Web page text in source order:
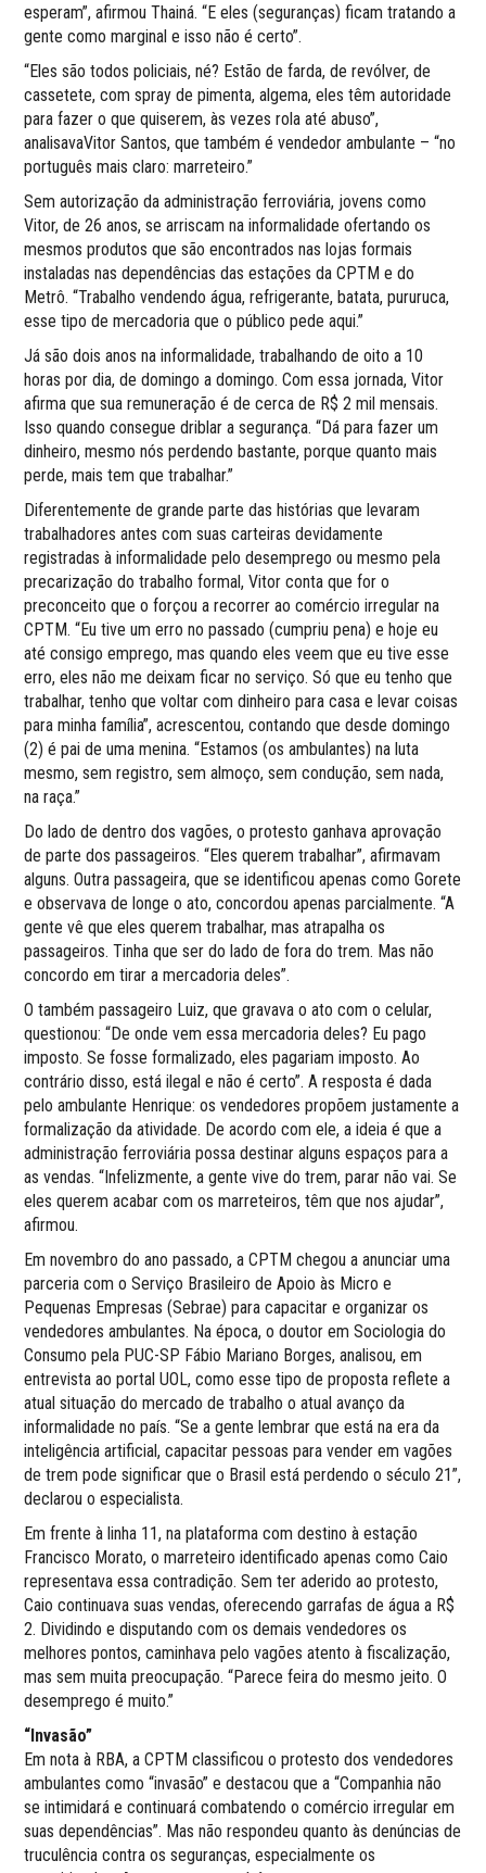
esperam”, afirmou Thainá. “E eles (seguranças) ficam tratando a
gente como marginal e isso não é certo”.
“Eles são todos policiais, né? Estão de farda, de revólver, de
cassetete, com spray de pimenta, algema, eles têm autoridade
para fazer o que quiserem, às vezes rola até abuso”,
analisavaVitor Santos, que também é vendedor ambulante – “no
português mais claro: marreteiro.”
Sem autorização da administração ferroviária, jovens como
Vitor, de 26 anos, se arriscam na informalidade ofertando os
mesmos produtos que são encontrados nas lojas formais
instaladas nas dependências das estações da CPTM e do
Metrô. “Trabalho vendendo água, refrigerante, batata, pururuca,
esse tipo de mercadoria que o público pede aqui.”
Já são dois anos na informalidade, trabalhando de oito a 10
horas por dia, de domingo a domingo. Com essa jornada, Vitor
afirma que sua remuneração é de cerca de R$ 2 mil mensais.
Isso quando consegue driblar a segurança. “Dá para fazer um
dinheiro, mesmo nós perdendo bastante, porque quanto mais
perde, mais tem que trabalhar.”
Diferentemente de grande parte das histórias que levaram
trabalhadores antes com suas carteiras devidamente
registradas à informalidade pelo desemprego ou mesmo pela
precarização do trabalho formal, Vitor conta que for o
preconceito que o forçou a recorrer ao comércio irregular na
CPTM. “Eu tive um erro no passado (cumpriu pena) e hoje eu
até consigo emprego, mas quando eles veem que eu tive esse
erro, eles não me deixam ficar no serviço. Só que eu tenho que
trabalhar, tenho que voltar com dinheiro para casa e levar coisas
para minha família”, acrescentou, contando que desde domingo
(2) é pai de uma menina. “Estamos (os ambulantes) na luta
mesmo, sem registro, sem almoço, sem condução, sem nada,
na raça.”
Do lado de dentro dos vagões, o protesto ganhava aprovação
de parte dos passageiros. “Eles querem trabalhar”, afirmavam
alguns. Outra passageira, que se identificou apenas como Gorete
e observava de longe o ato, concordou apenas parcialmente. “A
gente vê que eles querem trabalhar, mas atrapalha os
passageiros. Tinha que ser do lado de fora do trem. Mas não
concordo em tirar a mercadoria deles”.
O também passageiro Luiz, que gravava o ato com o celular,
questionou: “De onde vem essa mercadoria deles? Eu pago
imposto. Se fosse formalizado, eles pagariam imposto. Ao
contrário disso, está ilegal e não é certo”. A resposta é dada
pelo ambulante Henrique: os vendedores propõem justamente a
formalização da atividade. De acordo com ele, a ideia é que a
administração ferroviária possa destinar alguns espaços para a
as vendas. “Infelizmente, a gente vive do trem, parar não vai. Se
eles querem acabar com os marreteiros, têm que nos ajudar”,
afirmou.
Em novembro do ano passado, a CPTM chegou a anunciar uma
parceria com o Serviço Brasileiro de Apoio às Micro e
Pequenas Empresas (Sebrae) para capacitar e organizar os
vendedores ambulantes. Na época, o doutor em Sociologia do
Consumo pela PUC-SP Fábio Mariano Borges, analisou, em
entrevista ao portal UOL, como esse tipo de proposta reflete a
atual situação do mercado de trabalho o atual avanço da
informalidade no país. “Se a gente lembrar que está na era da
inteligência artificial, capacitar pessoas para vender em vagões
de trem pode significar que o Brasil está perdendo o século 21”,
declarou o especialista.
Em frente à linha 11, na plataforma com destino à estação
Francisco Morato, o marreteiro identificado apenas como Caio
representava essa contradição. Sem ter aderido ao protesto,
Caio continuava suas vendas, oferecendo garrafas de água a R$
2. Dividindo e disputando com os demais vendedores os
melhores pontos, caminhava pelo vagões atento à fiscalização,
mas sem muita preocupação. “Parece feira do mesmo jeito. O
desemprego é muito.”
“Invasão”
Em nota à RBA, a CPTM classificou o protesto dos vendedores
ambulantes como “invasão” e destacou que a “Companhia não
se intimidará e continuará combatendo o comércio irregular em
suas dependências”. Mas não respondeu quanto às denúncias de
truculência contra os seguranças, especialmente os